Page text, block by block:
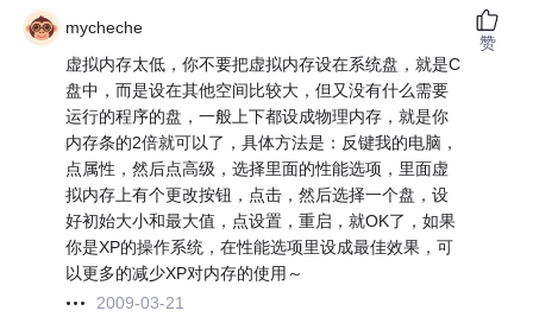
mycheche
虚拟内存太低，你不要把虚拟内存设在系统盘，就是C
盘中，而是设在其他空间比较大，但又没有什么需要
运行的程序的盘，一般上下都设成物理内存，就是你
内存条的2倍就可以了，具体方法是：反键我的电脑，
点属性，然后点高级，选择里面的性能选项，里面虚
拟内存上有个更改按钮，点击，然后选择一个盘，设
好初始大小和最大值，点设置，重启，就OK了，如果
你是XP的操作系统，在性能选项里设成最佳效果，可
以更多的减少XP对内存的使用～
2009-03-21
赞